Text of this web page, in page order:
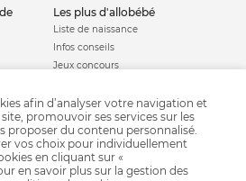
les plus d'allobébé
Liste de naissance
Infos conseils
Jeux concours
Parrainage
Paiement sécurisé
Charte qualité
afin d’analyser votre navigation et
promouvoir ses services sur les
proposer du contenu personnalisé.
vos choix pour individuellement
en cliquant sur «
en savoir plus sur la gestion des